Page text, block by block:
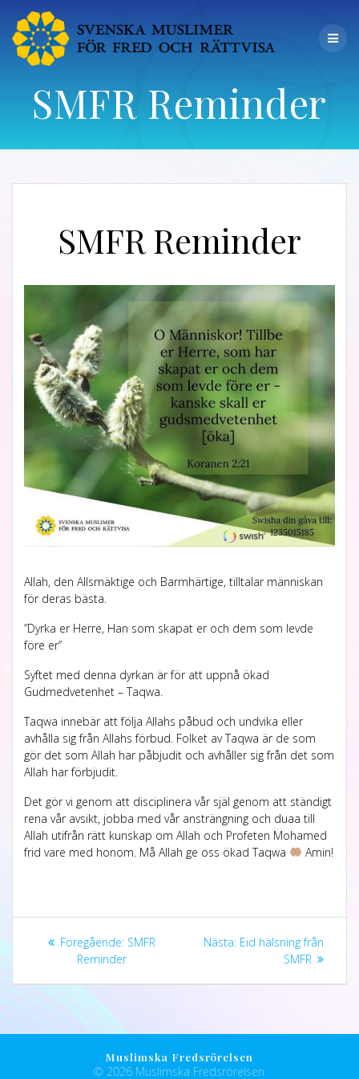
SMFR Reminder
SMFR Reminder
Allah, den Allsmäktige och Barmhärtige, tilltalar människan
för deras bästa.
”Dyrka er Herre, Han som skapat er och dem som levde
före er”
Syftet med denna dyrkan är för att uppnå ökad
Gudmedvetenhet – Taqwa.
Taqwa innebär att följa Allahs påbud och undvika eller
avhålla sig från Allahs förbud. Folket av Taqwa är de som
gör det som Allah har påbjudit och avhåller sig från det som
Allah har förbjudit.
Det gör vi genom att disciplinera vår själ genom att ständigt
rena vår avsikt, jobba med vår ansträngning och duaa till
Allah utifrån rätt kunskap om Allah och Profeten Mohamed
frid vare med honom. Må Allah ge oss ökad Taqwa
Amin!
Föregående: SMFR
Reminder
Nästa: Eid hälsning från
SMFR
Muslimska Fredsrörelsen
© 2026 Muslimska Fredsrörelsen.